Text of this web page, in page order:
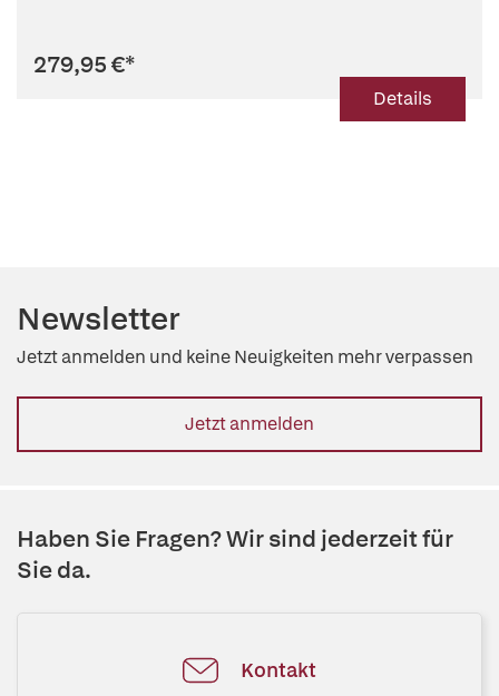
279,95 €*
Details
Newsletter
Jetzt anmelden und keine Neuigkeiten mehr verpassen
Jetzt anmelden
Haben Sie Fragen? Wir sind jederzeit für
Sie da.
Kontakt